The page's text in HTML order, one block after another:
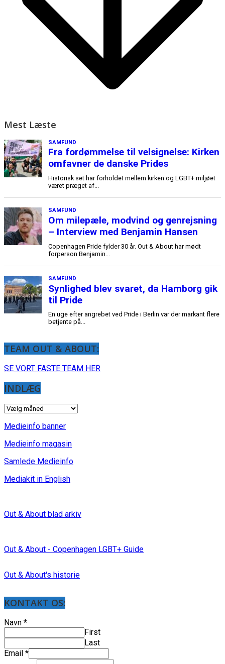
Mest Læste
TEAM OUT & ABOUT:
SE VORT FASTE TEAM HER
INDLÆG
INDLÆG
Medieinfo banner
Medieinfo magasin
Samlede Medieinfo
Mediakit in English
Out & About blad arkiv
Out & About - Copenhagen LGBT+ Guide
Out & About's historie
KONTAKT OS:
Navn *
First
Last
Email *